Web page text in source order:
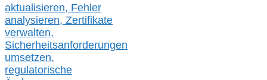
aktualisieren, Fehler
analysieren, Zertifikate
verwalten,
Sicherheitsanforderungen
umsetzen,
regulatorische